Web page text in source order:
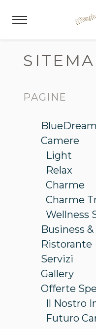
PAGINE
Camere
Light
Relax
Charme
Charme
Wellness
Business
Ristorante
Servizi
Gallery
Offerte
Il Nostro
Futuro